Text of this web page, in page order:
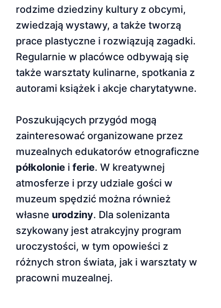
rodzime dziedziny kultury z obcymi,
zwiedzają wystawy, a także tworzą
prace plastyczne i rozwiązują zagadki.
Regularnie w placówce odbywają się
także warsztaty kulinarne, spotkania z
autorami książek i akcje charytatywne.
Poszukujących przygód mogą
zainteresować organizowane przez
muzealnych edukatorów etnograficzne
półkolonie i ferie. W kreatywnej
atmosferze i przy udziale gości w
muzeum spędzić można również
własne urodziny. Dla solenizanta
szykowany jest atrakcyjny program
uroczystości, w tym opowieści z
różnych stron świata, jak i warsztaty w
pracowni muzealnej.